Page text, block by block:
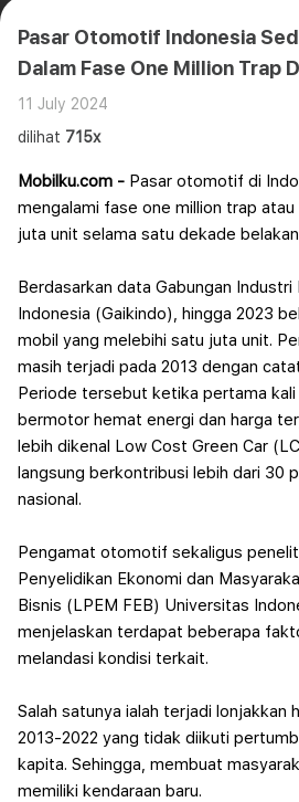
Pasar Otomotif Indonesia
Dalam Fase One Million Trap
Terakhir
11 July 2024
dilihat 715x
Mobilku.com - Pasar otomotif di
mengalami fase one million trap
juta unit selama satu dekade
Berdasarkan data Gabungan
Indonesia (Gaikindo), hingga 2023
mobil yang melebihi satu juta unit.
masih terjadi pada 2013 dengan
Periode tersebut ketika pertama kali
bermotor hemat energi dan harga
lebih dikenal Low Cost Green Car
langsung berkontribusi lebih dari 30
nasional.
Pengamat otomotif sekaligus
Penyelidikan Ekonomi dan
Bisnis (LPEM FEB) Universitas
menjelaskan terdapat beberapa
melandasi kondisi terkait.
Salah satunya ialah terjadi lonjakkan
2013-2022 yang tidak diikuti
kapita. Sehingga, membuat
memiliki kendaraan baru.